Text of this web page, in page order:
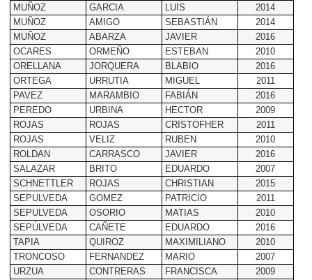
MUÑOZ
GARCIA LUIS
2014
MUÑOZ
AMIGO SEBASTIÁN
2014
MUÑOZ
ABARZA JAVIER
2016
OCARES
ORMEÑO ESTEBAN
2010
ORELLANA
JORQUERA BLABIO
2016
ORTEGA
URRUTIA MIGUEL
2011
PAVEZ
MARAMBIO FABIÁN
2016
PEREDO
URBINA HECTOR
2009
ROJAS
ROJAS CRISTOFHER
2011
ROJAS
VELIZ RUBEN
2010
ROLDAN
CARRASCO JAVIER
2016
SALAZAR
BRITO EDUARDO
2007
SCHNETTLER
ROJAS CHRISTIAN
2015
SEPULVEDA
GOMEZ PATRICIO
2011
SEPULVEDA
OSORIO MATIAS
2010
SEPÚLVEDA
CAÑETE EDUARDO
2016
TAPIA
QUIROZ MAXIMILIANO
2010
TRONCOSO
FERNANDEZ MARIO
2007
URZUA
CONTRERAS FRANCISCA
2009